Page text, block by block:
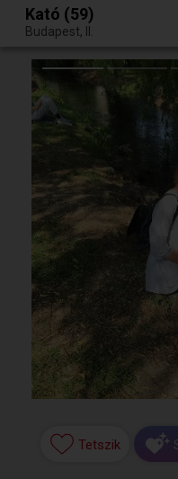
Egy jó randiból bármi lehet.
Kató (59)
Budapest, II.
Tetszik